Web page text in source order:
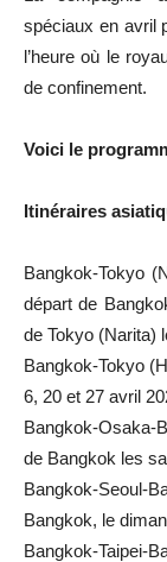
spéciaux en avril
l’heure où le
de confinement.
Voici le
Itinéraires
Bangkok-Tokyo
départ de
de Tokyo (Narita)
Bangkok-Tokyo
6, 20 et 27 avril
Bangkok-Osaka-
de Bangkok les
Bangkok-Seoul-
Bangkok, le
Bangkok-Taipei-